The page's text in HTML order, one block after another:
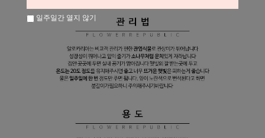
일주일간 열지 않기